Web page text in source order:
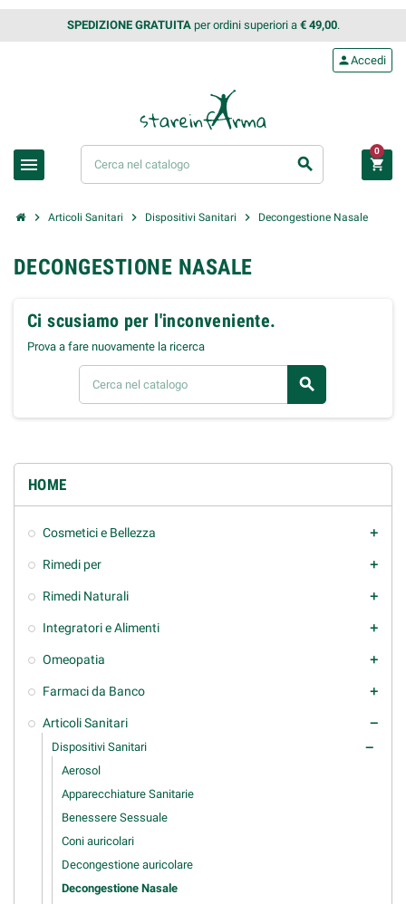
SPEDIZIONE GRATUITAper ordini superiori a € 49,00.
menu search
personAccedi
shopping_cart
0
chevron_right Articoli Sanitari chevron_right Dispositivi Sanitari chevron_right Decongestione Nasale
HOME
Cosmetici e Bellezza add
Rimedi per add
Rimedi Naturali add
Integratori e Alimenti add
Omeopatia add
Farmaci da Banco add
Articoli Sanitari remove
Dispositivi Sanitari remove
Aerosol
Apparecchiature Sanitarie
Benessere Sessuale
Coni auricolari
Decongestione auricolare
Decongestione Nasale
DECONGESTIONE NASALE
Ci scusiamo per l'inconveniente.
Prova a fare nuovamente la ricerca
search